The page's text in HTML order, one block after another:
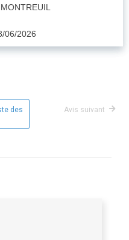
06/2026
des
Avis suivant